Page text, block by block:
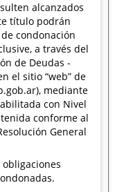
alcanzados
título podrán
condonación
a través del
de Deudas -
el sitio “web” de
mediante
con Nivel
conforme al
General